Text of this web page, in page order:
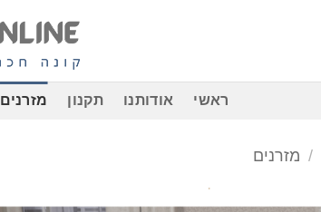
ראשי אודותנו תקנון מזרנים
/ מזרנים